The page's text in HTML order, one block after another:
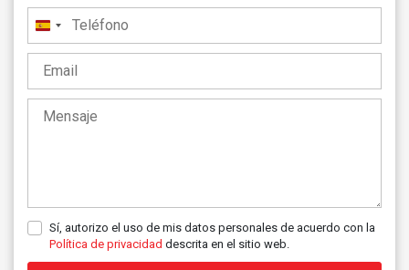
España
+34
Sí, autorizo el uso de mis datos personales de acuerdo con la
Política de privacidad descrita en el sitio web.